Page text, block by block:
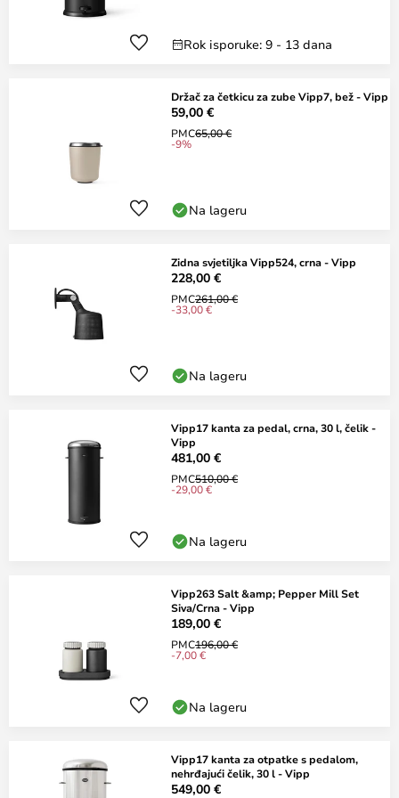
Rok isporuke: 9 - 13 dana
Držač za četkicu za zube Vipp7, bež - Vipp
59,00 €
PMC65,00 €
-9%
Na lageru
Zidna svjetiljka Vipp524, crna - Vipp
228,00 €
PMC261,00 €
-33,00 €
Na lageru
Vipp17 kanta za pedal, crna, 30 l, čelik -
Vipp
481,00 €
PMC510,00 €
-29,00 €
Na lageru
Vipp263 Salt &amp; Pepper Mill Set
Siva/Crna - Vipp
189,00 €
PMC196,00 €
-7,00 €
Na lageru
Vipp17 kanta za otpatke s pedalom,
nehrđajući čelik, 30 l - Vipp
549,00 €